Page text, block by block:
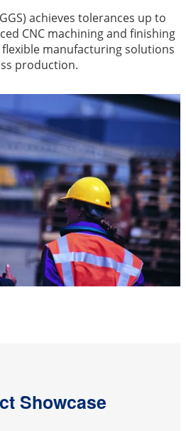
achieves tolerances up to
CNC machining and finishing
manufacturing solutions
production.
Showcase